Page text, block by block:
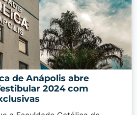
de Anápolis abre
2024 com